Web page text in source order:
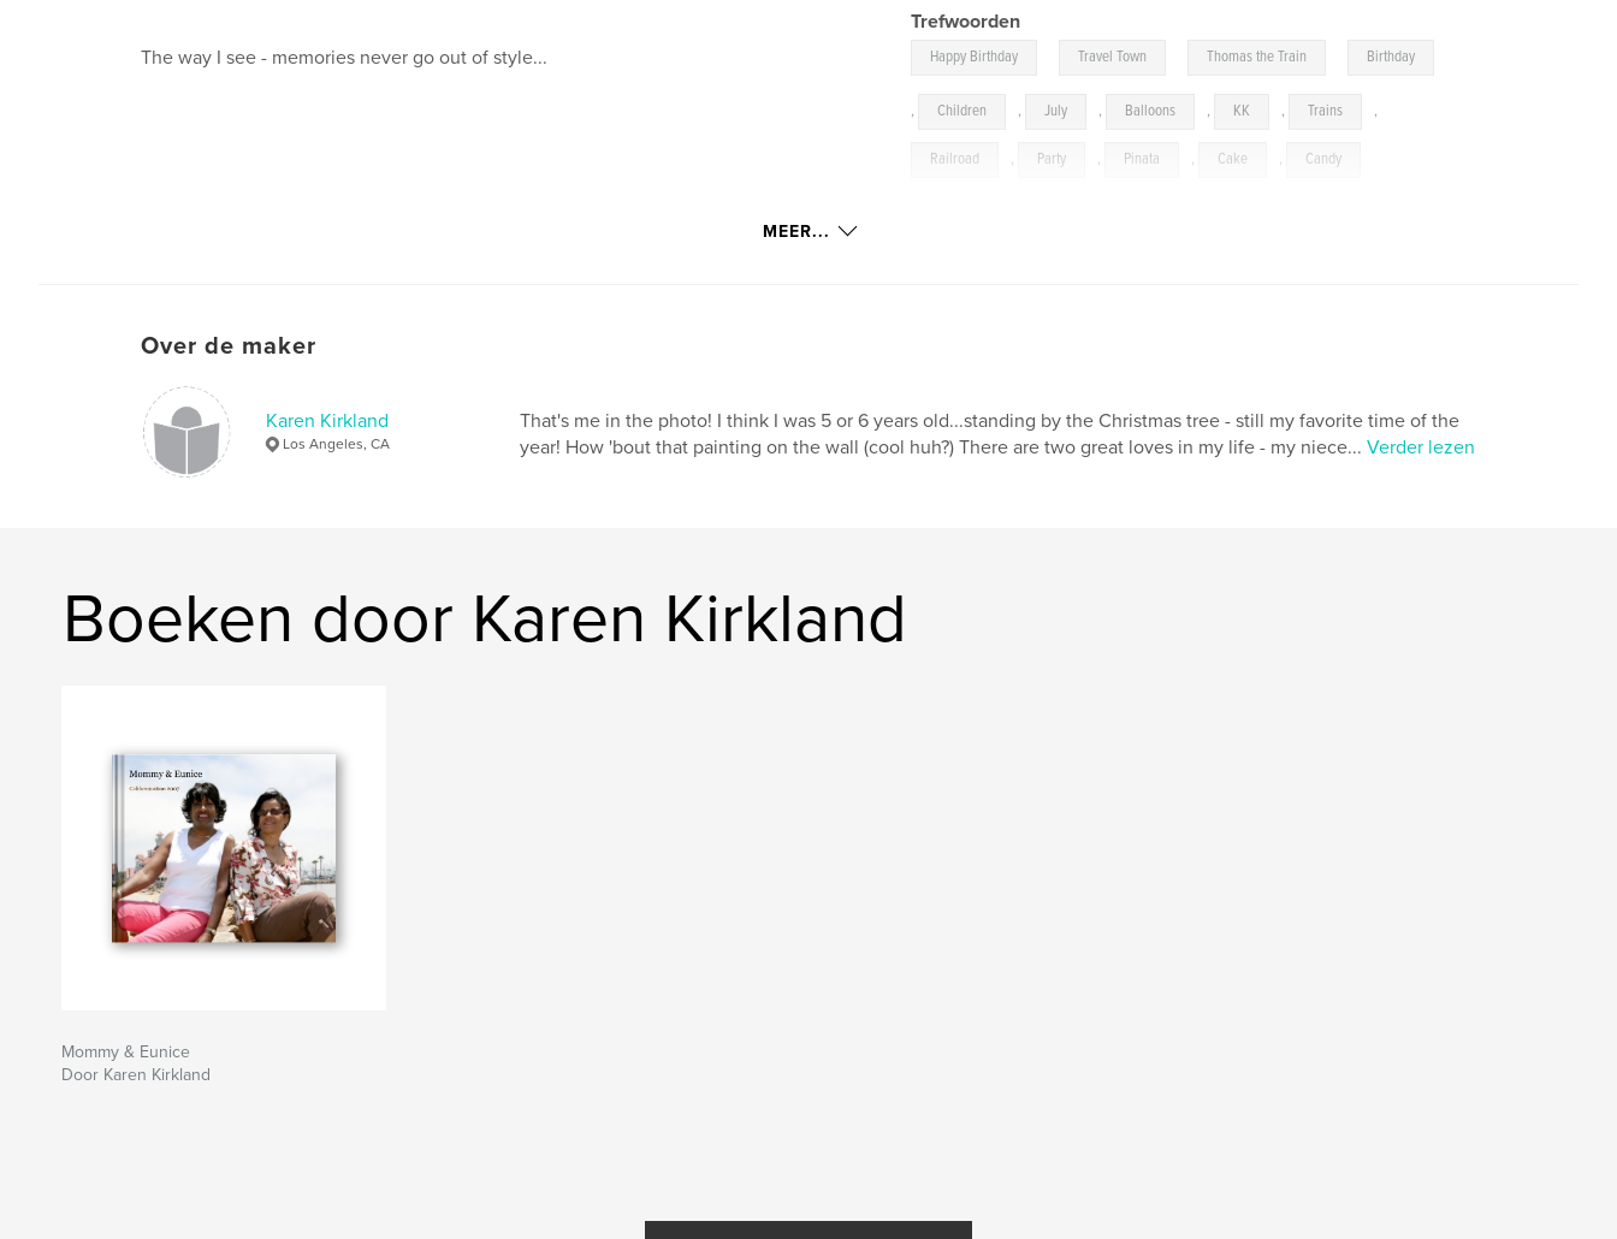
The way I see - memories never go out of style...
Trefwoorden
Happy Birthday Travel Town Thomas the Train Birthday
, Children , July , Balloons , KK , Trains ,
Railroad , Party , Pinata , Cake , Candy
MEER...
Over de maker
Karen Kirkland
Los Angeles, CA
That's me in the photo! I think I was 5 or 6 years old...standing by the Christmas tree - still my favorite time of the
year! How 'bout that painting on the wall (cool huh?) There are two great loves in my life - my niece... Verder lezen
Boeken door Karen Kirkland
Mommy & Eunice
Door Karen Kirkland